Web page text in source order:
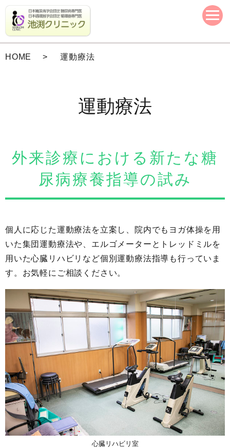
HOME 運動療法
運動療法
外来診療における新たな糖
尿病療養指導の試み
個人に応じた運動療法を立案し、院内でもヨガ体操を用
いた集団運動療法や、エルゴメーターとトレッドミルを
用いた心臓リハビリなど個別運動療法指導も行っていま
す。お気軽にご相談ください。
心臓リハビリ室